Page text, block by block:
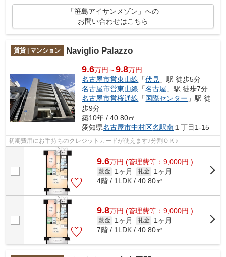
「笹島アイサンメゾン」への
お問い合わせはこちら
賃貸 | マンション Naviglio Palazzo
9.6万円～9.8万円
名古屋市営東山線 「伏見 」駅 徒歩5分
名古屋市営東山線 「名古屋 」駅 徒歩7分
名古屋市営桜通線 「国際センター 」駅 徒
歩9分
築10年 / 40.80㎡
愛知県名古屋市中村区名駅南 １丁目1-15
初期費用にお手持ちのクレジットカードが使えます♪分割ＯＫ♪
9.6万円 (管理費等：9,000円 )
敷金 1ヶ月 礼金
1ヶ月
4階 / 1LDK / 40.80㎡
9.8万円 (管理費等：9,000円 )
敷金 1ヶ月 礼金
1ヶ月
7階 / 1LDK / 40.80㎡